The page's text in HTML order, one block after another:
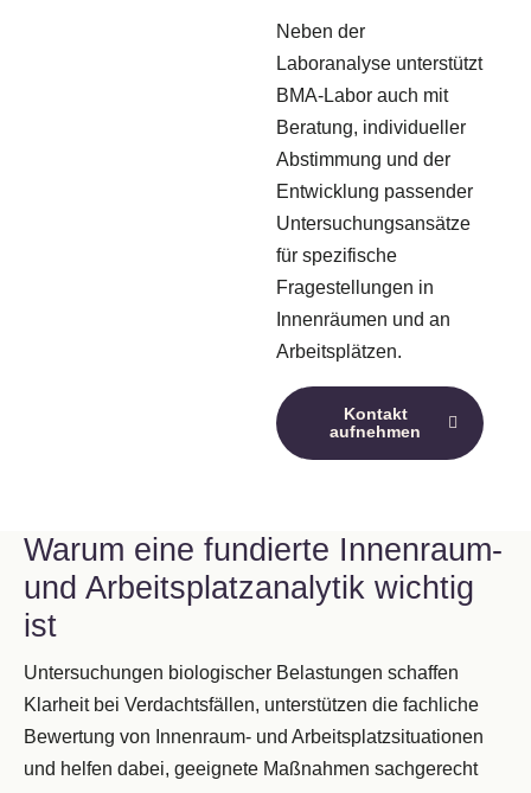
Neben der
Laboranalyse unterstützt
BMA-Labor auch mit
Beratung, individueller
Abstimmung und der
Entwicklung passender
Untersuchungsansätze
für spezifische
Fragestellungen in
Innenräumen und an
Arbeitsplätzen.
Kontakt
aufnehmen
Warum eine fundierte Innenraum-
und Arbeitsplatzanalytik wichtig
ist
Untersuchungen biologischer Belastungen schaffen
Klarheit bei Verdachtsfällen, unterstützen die fachliche
Bewertung von Innenraum- und Arbeitsplatzsituationen
und helfen dabei, geeignete Maßnahmen sachgerecht